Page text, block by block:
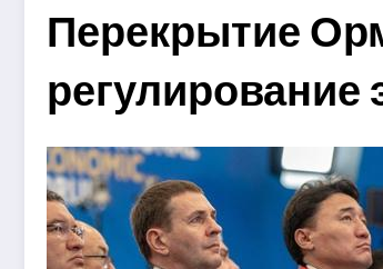
Перекрытие